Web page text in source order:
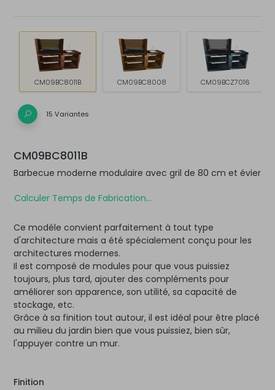
CM09BC8011B CM09BC8008 CM09BCZ7016
15 Variantes
CM09BC8011B
Barbecue moderne modulaire avec gril de 80 cm et évier
Calculer Temps de Fabrication...
Ce modèle convient parfaitement à tout type
d'architecture mais a été spécialement conçu pour les
architectures modernes.
Il est composé de modules pour que vous puissiez
toujours, plus tard, ajouter des compléments pour
améliorer son apparence, son utilité, sa capacité de
stockage, etc.
Grâce à sa finition tout autour, il est idéal pour être placé
au milieu du jardin bien que vous puissiez, bien sûr,
l'appuyer contre un mur.
Finition